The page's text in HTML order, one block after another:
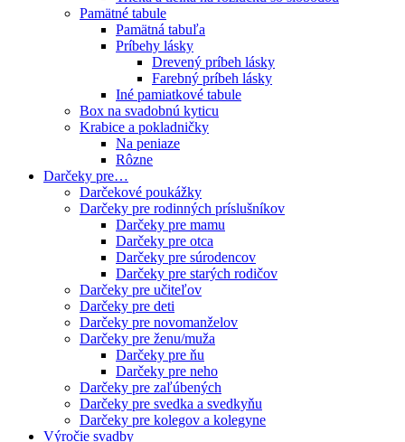
Pamätné tabule
Pamätná tabuľa
Príbehy lásky
Drevený príbeh lásky
Farebný príbeh lásky
Iné pamiatkové tabule
Box na svadobnú kyticu
Krabice a pokladničky
Na peniaze
Rôzne
Darčeky pre…
Darčekové poukážky
Darčeky pre rodinných príslušníkov
Darčeky pre mamu
Darčeky pre otca
Darčeky pre súrodencov
Darčeky pre starých rodičov
Darčeky pre učiteľov
Darčeky pre deti
Darčeky pre novomanželov
Darčeky pre ženu/muža
Darčeky pre ňu
Darčeky pre neho
Darčeky pre zaľúbených
Darčeky pre svedka a svedkyňu
Darčeky pre kolegov a kolegyne
Výročie svadby